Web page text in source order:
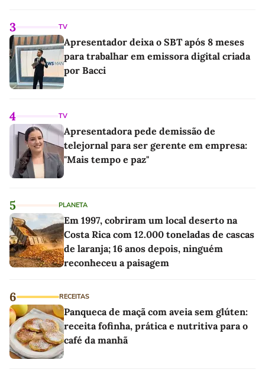
3 TV
Apresentador deixa o SBT após 8 meses
para trabalhar em emissora digital criada
por Bacci
4 TV
Apresentadora pede demissão de
telejornal para ser gerente em empresa:
"Mais tempo e paz"
5 PLANETA
Em 1997, cobriram um local deserto na
Costa Rica com 12.000 toneladas de cascas
de laranja; 16 anos depois, ninguém
reconheceu a paisagem
6 RECEITAS
Panqueca de maçã com aveia sem glúten:
receita fofinha, prática e nutritiva para o
café da manhã